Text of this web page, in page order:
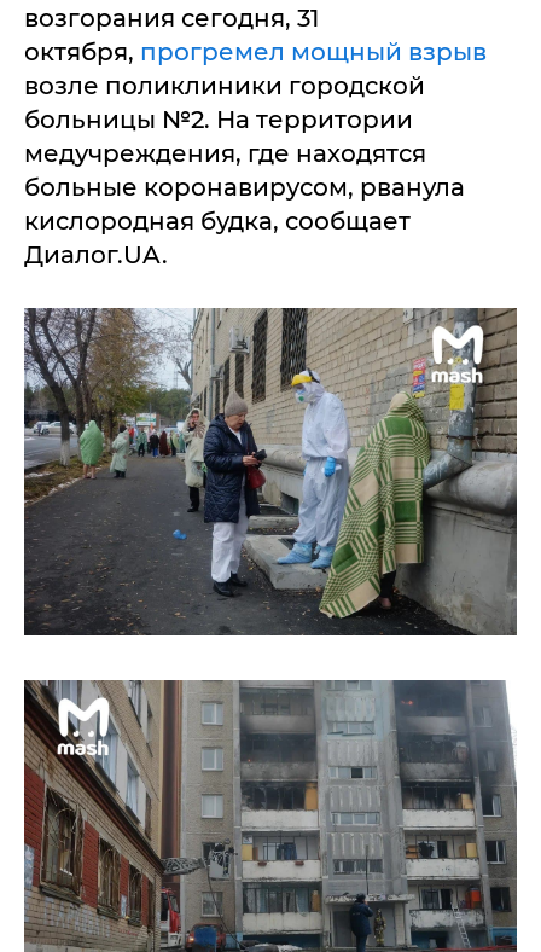
возгорания сегодня, 31
октября, прогремел мощный взрыв
возле поликлиники городской
больницы №2. На территории
медучреждения, где находятся
больные коронавирусом, рванула
кислородная будка, сообщает
Диалог.UA.